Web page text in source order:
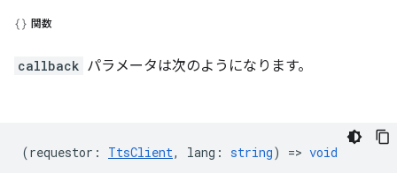
関数
callback パラメータは次のようになります。
(requestor : TtsClient, lang : string) => void